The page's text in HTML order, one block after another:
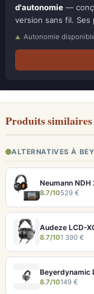
d'autonomie —
version sans fil.
Autonomie
Produits similaires
ALTERNATIVES À
8.7/10529 €
8.7/101 390 €
8.7/10149 €